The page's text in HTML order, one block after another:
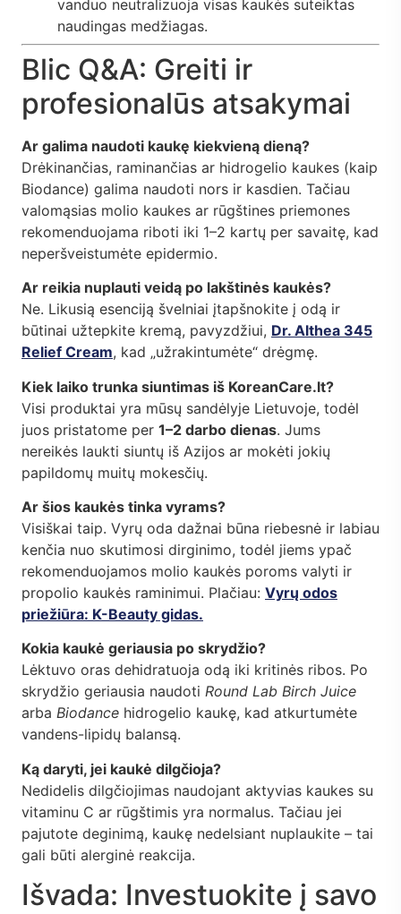
vanduo neutralizuoja visas kaukės suteiktas
naudingas medžiagas.
Blic Q&A: Greiti ir
profesionalūs atsakymai
Ar galima naudoti kaukę kiekvieną dieną?
Drėkinančias, raminančias ar hidrogelio kaukes (kaip
Biodance) galima naudoti nors ir kasdien. Tačiau
valomąsias molio kaukes ar rūgštines priemones
rekomenduojama riboti iki 1–2 kartų per savaitę, kad
neperšveistumėte epidermio.
Ar reikia nuplauti veidą po lakštinės kaukės?
Ne. Likusią esenciją švelniai įtapšnokite į odą ir
būtinai užtepkite kremą, pavyzdžiui, Dr. Althea 345
Relief Cream, kad „užrakintumėte“ drėgmę.
Kiek laiko trunka siuntimas iš KoreanCare.lt?
Visi produktai yra mūsų sandėlyje Lietuvoje, todėl
juos pristatome per 1–2 darbo dienas. Jums
nereikės laukti siuntų iš Azijos ar mokėti jokių
papildomų muitų mokesčių.
Ar šios kaukės tinka vyrams?
Visiškai taip. Vyrų oda dažnai būna riebesnė ir labiau
kenčia nuo skutimosi dirginimo, todėl jiems ypač
rekomenduojamos molio kaukės poroms valyti ir
propolio kaukės raminimui. Plačiau: Vyrų odos
priežiūra: K-Beauty gidas.
Kokia kaukė geriausia po skrydžio?
Lėktuvo oras dehidratuoja odą iki kritinės ribos. Po
skrydžio geriausia naudoti Round Lab Birch Juice
arba Biodance hidrogelio kaukę, kad atkurtumėte
vandens-lipidų balansą.
Ką daryti, jei kaukė dilgčioja?
Nedidelis dilgčiojimas naudojant aktyvias kaukes su
vitaminu C ar rūgštimis yra normalus. Tačiau jei
pajutote deginimą, kaukę nedelsiant nuplaukite – tai
gali būti alerginė reakcija.
Išvada: Investuokite į savo